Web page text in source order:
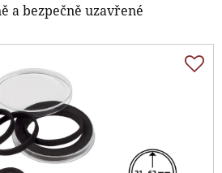
a bezpečně uzavřené